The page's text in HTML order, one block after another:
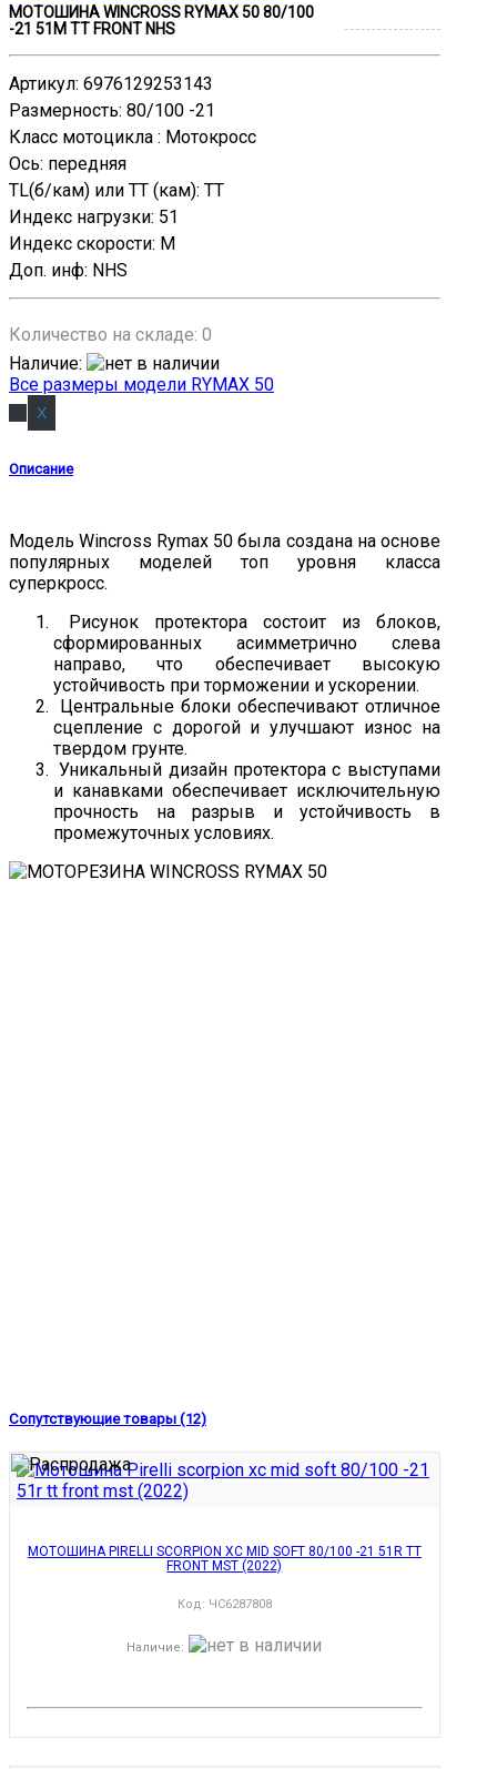
МОТОШИНА WINCROSS RYMAX 50 80/100
-21 51M TT FRONT NHS
Артикул: 6976129253143
Размерность: 80/100 -21
Класс мотоцикла : Мотокросс
Ось: передняя
TL(б/кам) или TT (кам): TT
Индекс нагрузки: 51
Индекс скорости: M
Доп. инф: NHS
Количество на складе: 0
Наличие:
Все размеры модели RYMAX 50
Описание
Модель Wincross Rymax 50 была создана на основе
популярных моделей топ уровня класса
суперкросс.
Рисунок протектора состоит из блоков,
сформированных асимметрично слева
направо, что обеспечивает высокую
устойчивость при торможении и ускорении.
Центральные блоки обеспечивают отличное
сцепление с дорогой и улучшают износ на
твердом грунте.
Уникальный дизайн протектора с выступами
и канавками обеспечивает исключительную
прочность на разрыв и устойчивость в
промежуточных условиях.
Сопутствующие товары (12)
МОТОШИНА PIRELLI SCORPION XC MID SOFT 80/100 -21 51R TT
FRONT MST (2022)
Код: ЧС6287808
Наличие: